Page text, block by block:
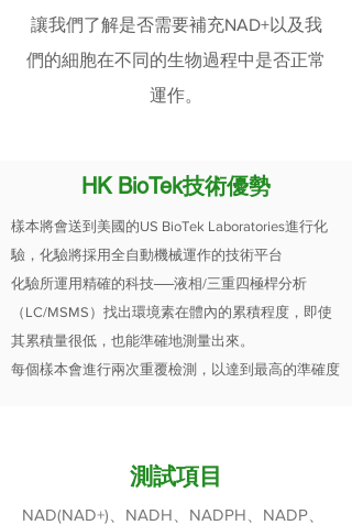
讓我們了解是否需要補充NAD+以及我
們的細胞在不同的生物過程中是否正常
運作。
HK BioTek技術優勢
樣本將會送到美國的US BioTek Laboratories進行化
驗，化驗將採用全自動機械運作的技術平台
化驗所運用精確的科技──液相/三重四極桿分析
（LC/MSMS）找出環境素在體內的累積程度，即使
其累積量很低，也能準確地測量出來。
每個樣本會進行兩次重覆檢測，以達到最高的準確度
測試項目
NAD(NAD+)、NADH、NADPH、NADP、